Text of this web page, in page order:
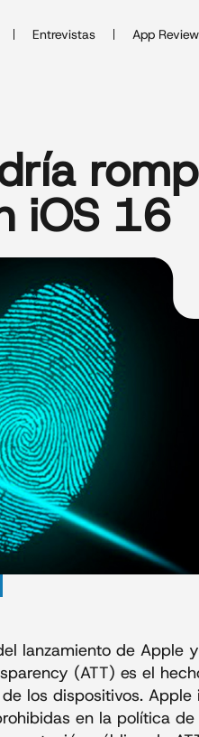
Entrevistas App
iOS 16
lanzamiento de Apple
(ATT) es el
los dispositivos. Apple
en la política de